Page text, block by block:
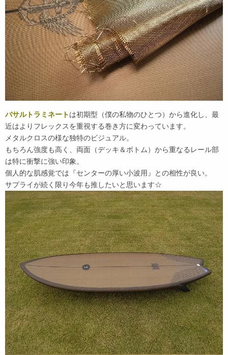
バサルトラミネートは初期型（僕の私物のひとつ）から進化し、最
近はよりフレックスを重視する巻き方に変わっています。
メタルクロスの様な独特のビジュアル。
もちろん強度も高く、両面（デッキ＆ボトム）から重なるレール部
は特に衝撃に強い印象。
個人的な肌感覚では『センターの厚い小波用』との相性が良い。
サプライが続く限り今年も推したいと思います☆